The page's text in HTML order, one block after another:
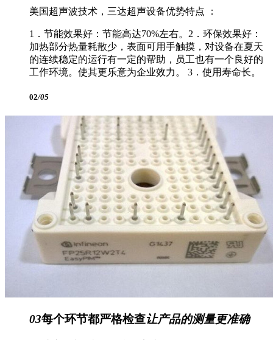
美国超声波技术，三达超声设备优势特点 ：
1．节能效果好：节能高达70%左右。2．环保效果好：
加热部分热量耗散少，表面可用手触摸，对设备在夏天
的连续稳定的运行有一定的帮助，员工也有一个良好的
工作环境。使其更乐意为企业效力。 3．使用寿命长。
02/05
03每个环节都严格检查让产品的测量更准确